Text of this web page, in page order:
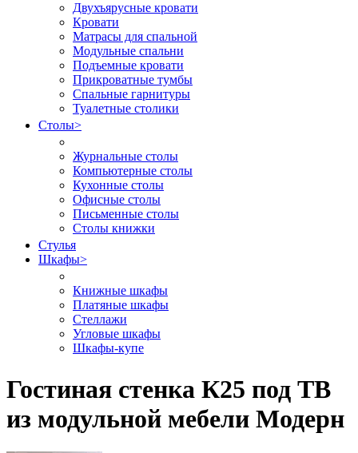
Двухъярусные кровати
Кровати
Матрасы для спальной
Модульные спальни
Подъемные кровати
Прикроватные тумбы
Спальные гарнитуры
Туалетные столики
Столы>
Журнальные столы
Компьютерные столы
Кухонные столы
Офисные столы
Письменные столы
Столы книжки
Стулья
Шкафы>
Книжные шкафы
Платяные шкафы
Стеллажи
Угловые шкафы
Шкафы-купе
Гостиная стенка К25 под ТВ
из модульной мебели Модерн